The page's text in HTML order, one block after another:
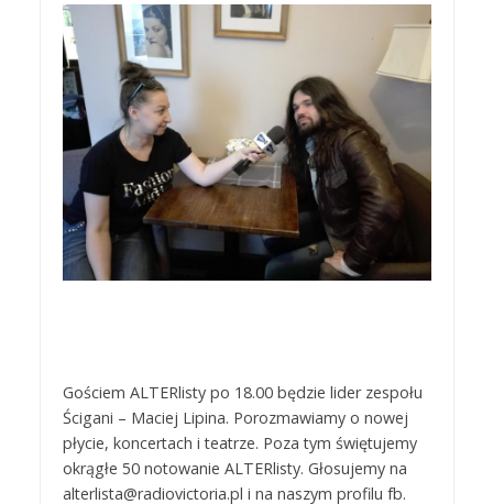
Gościem ALTERlisty po 18.00 będzie lider zespołu
Ścigani – Maciej Lipina. Porozmawiamy o nowej
płycie, koncertach i teatrze. Poza tym świętujemy
okrągłe 50 notowanie ALTERlisty. Głosujemy na
alterlista@radiovictoria.pl i na naszym profilu fb.